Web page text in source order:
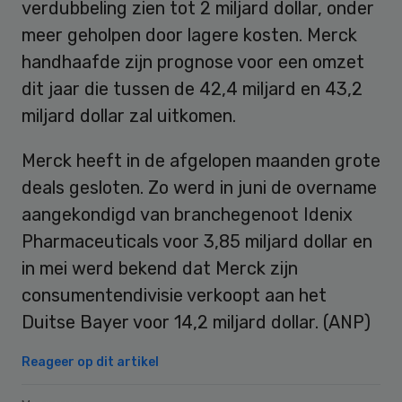
verdubbeling zien tot 2 miljard dollar, onder
meer geholpen door lagere kosten. Merck
handhaafde zijn prognose voor een omzet
dit jaar die tussen de 42,4 miljard en 43,2
miljard dollar zal uitkomen.
Merck heeft in de afgelopen maanden grote
deals gesloten. Zo werd in juni de overname
aangekondigd van branchegenoot Idenix
Pharmaceuticals voor 3,85 miljard dollar en
in mei werd bekend dat Merck zijn
consumentendivisie verkoopt aan het
Duitse Bayer voor 14,2 miljard dollar. (ANP)
Reageer op dit artikel